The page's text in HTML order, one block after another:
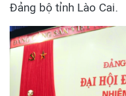
Đảng bộ tỉnh Lào Cai.